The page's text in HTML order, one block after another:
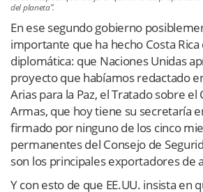
del planeta”.
En ese segundo gobierno
importante que ha hecho Costa Rica
diplomática: que Naciones Unidas
proyecto que habíamos redactado
Arias para la Paz, el Tratado sobre el
Armas, que hoy tiene su secretaría
firmado por ninguno de los cinco
permanentes del Consejo de
son los principales exportadores de
Y con esto de que EE.UU. insista en